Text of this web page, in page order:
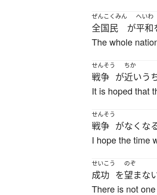
ぜんこくみん
全国民 が
へいわ
平和
The whole
せんそう
戦争 が
ちか
近いう
It is hoped that
せんそう
戦争 がなくな
I hope the time
せいこう
成功 を
のぞ
望まな
There is not